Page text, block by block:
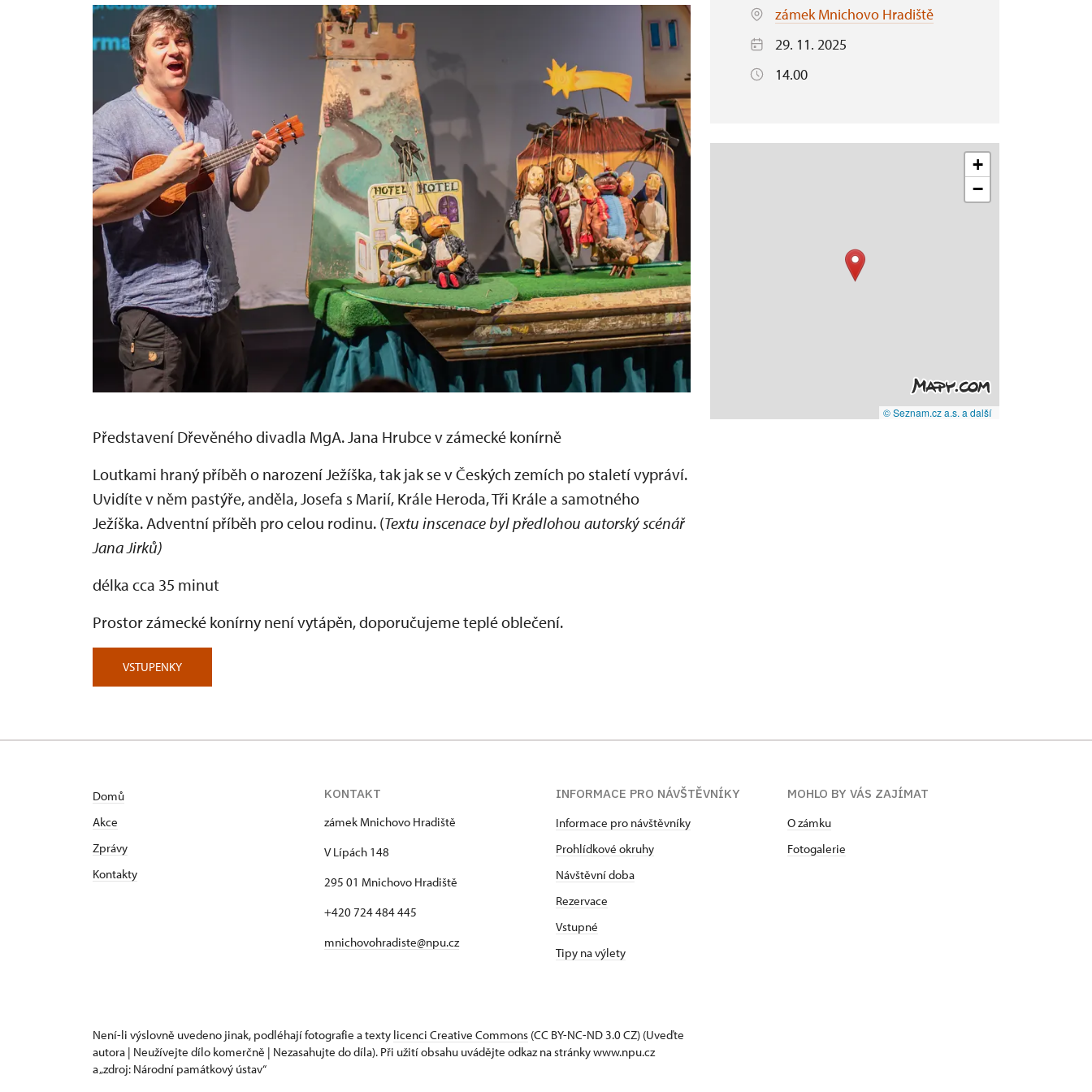
Představení Dřevěného divadla MgA. Jana Hrubce v zámecké konírně
Loutkami hraný příběh o narození Ježíška, tak jak se v Českých zemích po staletí vypráví.
Uvidíte v něm pastýře, anděla, Josefa s Marií, Krále Heroda, Tři Krále a samotného
Ježíška. Adventní příběh pro celou rodinu. (Textu inscenace byl předlohou autorský scénář
Jana Jirků)
délka cca 35 minut
Prostor zámecké konírny není vytápěn, doporučujeme teplé oblečení.
VSTUPENKY
zámek Mnichovo Hradiště
29. 11. 2025
14.00
+
−
© Seznam.cz a.s. a další
Domů
Akce
Zprávy
Kontakty
KONTAKT
zámek Mnichovo Hradiště
V Lípách 148
295 01 Mnichovo Hradiště
+420 724 484 445
mnichovohradiste@npu.cz
INFORMACE PRO NÁVŠTĚVNÍKY
Informace pro návštěvníky
Prohlídkové okruhy
Návštěvní doba
Rezervace
Vstupné
Tipy na výlety
MOHLO BY VÁS ZAJÍMAT
O zámku
Fotogalerie
Není-li výslovně uvedeno jinak, podléhají fotografie a texty licenci Creative Commons (CC BY-NC-ND 3.0 CZ) (Uveďte
autora | Neužívejte dílo komerčně | Nezasahujte do díla). Při užití obsahu uvádějte odkaz na stránky www.npu.cz
a „zdroj: Národní památkový ústav“